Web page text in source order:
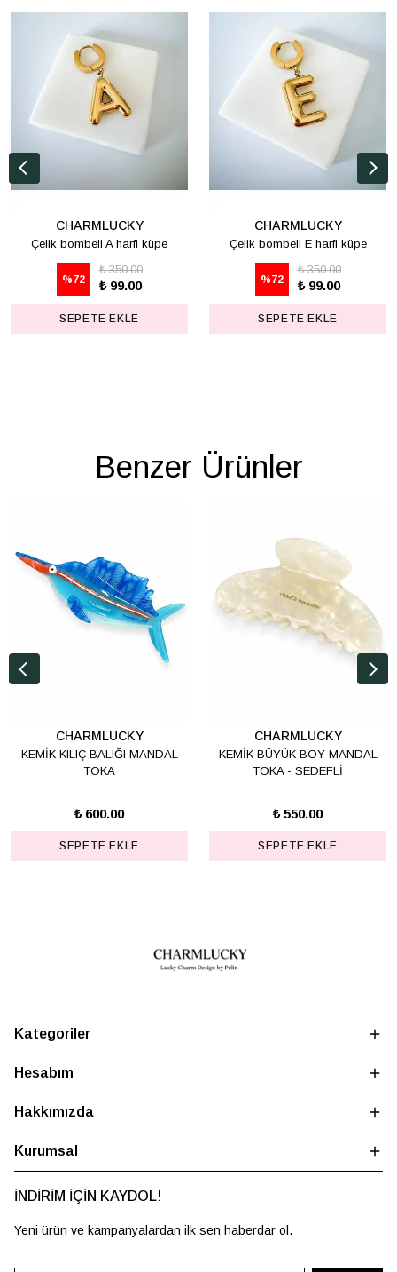
CHARMLUCKY
Çelik bombeli A harfi küpe
%72
₺ 350.00
₺ 99.00
SEPETE EKLE
CHARMLUCKY
Çelik bombeli E harfi küpe
%72
₺ 350.00
₺ 99.00
SEPETE EKLE
Benzer Ürünler
CHARMLUCKY
KEMİK KILIÇ BALIĞI MANDAL
TOKA
₺ 600.00
SEPETE EKLE
CHARMLUCKY
KEMİK BÜYÜK BOY MANDAL
TOKA - SEDEFLİ
₺ 550.00
SEPETE EKLE
Kategoriler
Hesabım
Hakkımızda
Kurumsal
İNDİRİM İÇİN KAYDOL!
Yeni ürün ve kampanyalardan ilk sen haberdar ol.